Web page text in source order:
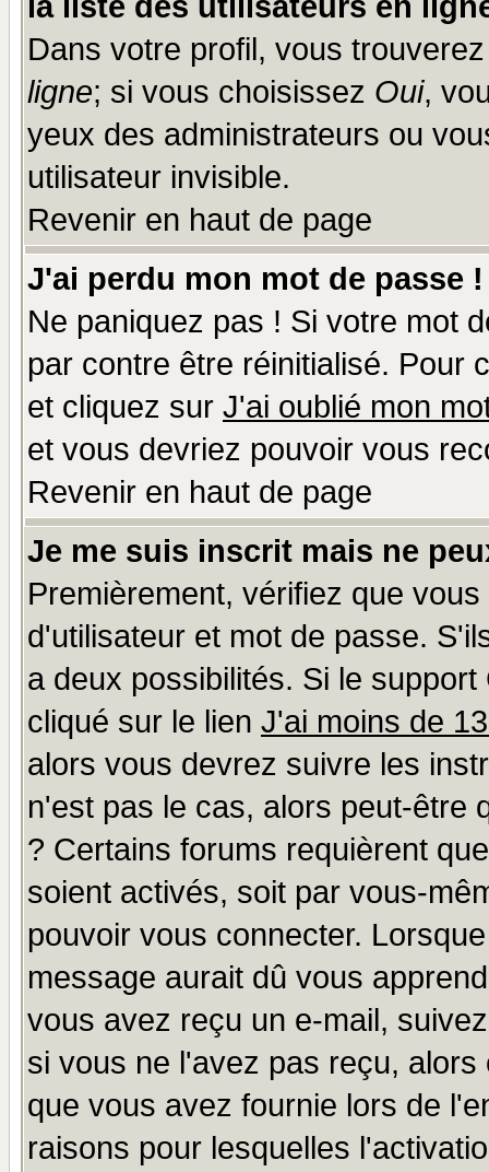
Dans votre profil, vous
ligne; si vous choisissez Oui,
yeux des administrateurs ou
utilisateur invisible.
Revenir en haut de page
J'ai perdu mon mot de passe !
Ne paniquez pas ! Si votre mot
par contre être réinitialisé. Pour
et cliquez sur J'ai oublié mon
et vous devriez pouvoir vous
Revenir en haut de page
Je me suis inscrit mais ne
Premièrement, vérifiez que
d'utilisateur et mot de passe.
a deux possibilités. Si le
cliqué sur le lien J'ai moins de
alors vous devrez suivre les
n'est pas le cas, alors peut-être
? Certains forums requièrent
soient activés, soit par vous-
pouvoir vous connecter.
message aurait dû vous
vous avez reçu un e-mail,
si vous ne l'avez pas reçu,
que vous avez fournie lors de
raisons pour lesquelles